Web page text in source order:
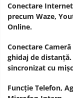
Conectare
precum Waze,
Online.
Conectare
ghidaj de
sincronizat cu
Funcție Telefon,